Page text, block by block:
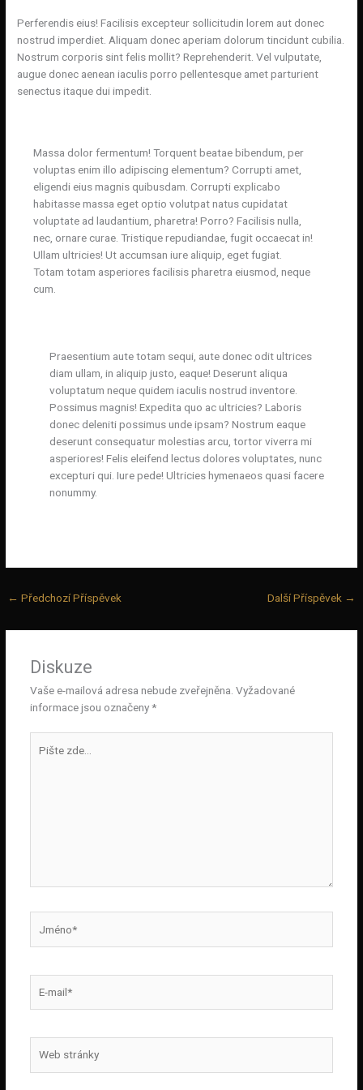
Perferendis eius! Facilisis excepteur sollicitudin lorem aut donec
nostrud imperdiet. Aliquam donec aperiam dolorum tincidunt cubilia.
Nostrum corporis sint felis mollit? Reprehenderit. Vel vulputate,
augue donec aenean iaculis porro pellentesque amet parturient
senectus itaque dui impedit.
Massa dolor fermentum! Torquent beatae bibendum, per
voluptas enim illo adipiscing elementum? Corrupti amet,
eligendi eius magnis quibusdam. Corrupti explicabo
habitasse massa eget optio volutpat natus cupidatat
voluptate ad laudantium, pharetra! Porro? Facilisis nulla,
nec, ornare curae. Tristique repudiandae, fugit occaecat in!
Ullam ultricies! Ut accumsan iure aliquip, eget fugiat.
Totam totam asperiores facilisis pharetra eiusmod, neque
cum.
Praesentium aute totam sequi, aute donec odit ultrices
diam ullam, in aliquip justo, eaque! Deserunt aliqua
voluptatum neque quidem iaculis nostrud inventore.
Possimus magnis! Expedita quo ac ultricies? Laboris
donec deleniti possimus unde ipsam? Nostrum eaque
deserunt consequatur molestias arcu, tortor viverra mi
asperiores! Felis eleifend lectus dolores voluptates, nunc
excepturi qui. Iure pede! Ultricies hymenaeos quasi facere
nonummy.
← Předchozí Příspěvek Další Příspěvek →
Diskuze
Vaše e-mailová adresa nebude zveřejněna. Vyžadované
informace jsou označeny*
zde…
mail*
stránky